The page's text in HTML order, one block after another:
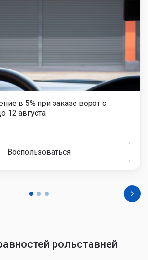
в 5% при заказе ворот с
12 августа
Воспользоваться
рольставней